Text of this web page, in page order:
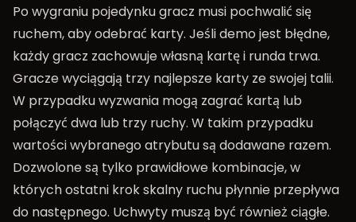
Po wygraniu pojedynku gracz musi pochwalić się
ruchem, aby odebrać karty. Jeśli demo jest błędne,
każdy gracz zachowuje własną kartę i runda trwa.
Gracze wyciągają trzy najlepsze karty ze swojej talii.
W przypadku wyzwania mogą zagrać kartą lub
połączyć dwa lub trzy ruchy. W takim przypadku
wartości wybranego atrybutu są dodawane razem.
Dozwolone są tylko prawidłowe kombinacje, w
których ostatni krok skalny ruchu płynnie przepływa
do następnego. Uchwyty muszą być również ciągłe.